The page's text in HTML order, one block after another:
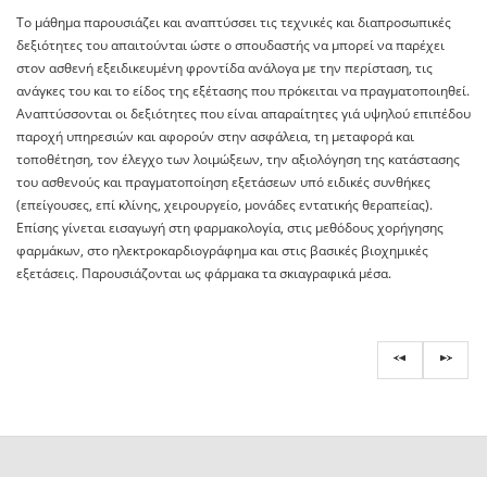
Το μάθημα παρουσιάζει και αναπτύσσει τις τεχνικές και διαπροσωπικές
δεξιότητες του απαιτούνται ώστε ο σπουδαστής να μπορεί να παρέχει
στον ασθενή εξειδικευμένη φροντίδα ανάλογα με την περίσταση, τις
ανάγκες του και το είδος της εξέτασης που πρόκειται να πραγματοποιηθεί.
Αναπτύσσονται οι δεξιότητες που είναι απαραίτητες γιά υψηλού επιπέδου
παροχή υπηρεσιών και αφορούν στην ασφάλεια, τη μεταφορά και
τοποθέτηση, τον έλεγχο των λοιμώξεων, την αξιολόγηση της κατάστασης
του ασθενούς και πραγματοποίηση εξετάσεων υπό ειδικές συνθήκες
(επείγουσες, επί κλίνης, χειρουργείο, μονάδες εντατικής θεραπείας).
Επίσης γίνεται εισαγωγή στη φαρμακολογία, στις μεθόδους χορήγησης
φαρμάκων, στο ηλεκτροκαρδιογράφημα και στις βασικές βιοχημικές
εξετάσεις. Παρουσιάζονται ως φάρμακα τα σκιαγραφικά μέσα.